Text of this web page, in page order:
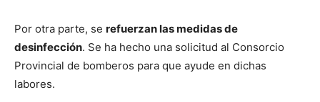
Por otra parte, se refuerzan las medidas de
desinfección. Se ha hecho una solicitud al Consorcio
Provincial de bomberos para que ayude en dichas
labores.